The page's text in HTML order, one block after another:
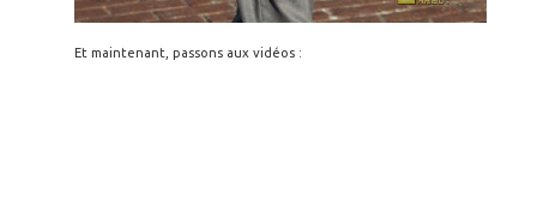
Et maintenant, passons aux vidéos :